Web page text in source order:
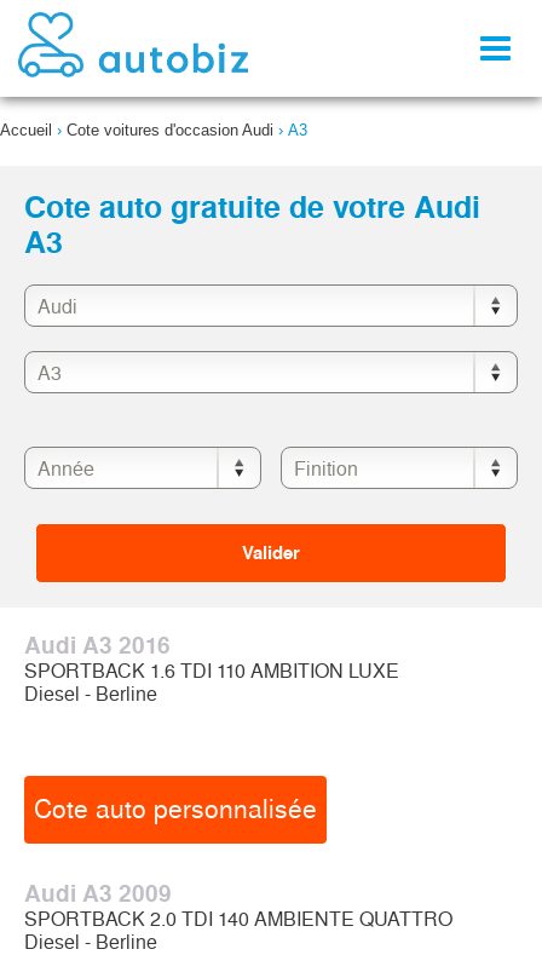
Accueil › Cote voitures d'occasion Audi › A3
Cote auto gratuite de votre Audi
A3
Audi A3 2016
SPORTBACK 1.6 TDI 110 AMBITION LUXE
Diesel - Berline
Cote auto personnalisée
Audi A3 2009
SPORTBACK 2.0 TDI 140 AMBIENTE QUATTRO
Diesel - Berline